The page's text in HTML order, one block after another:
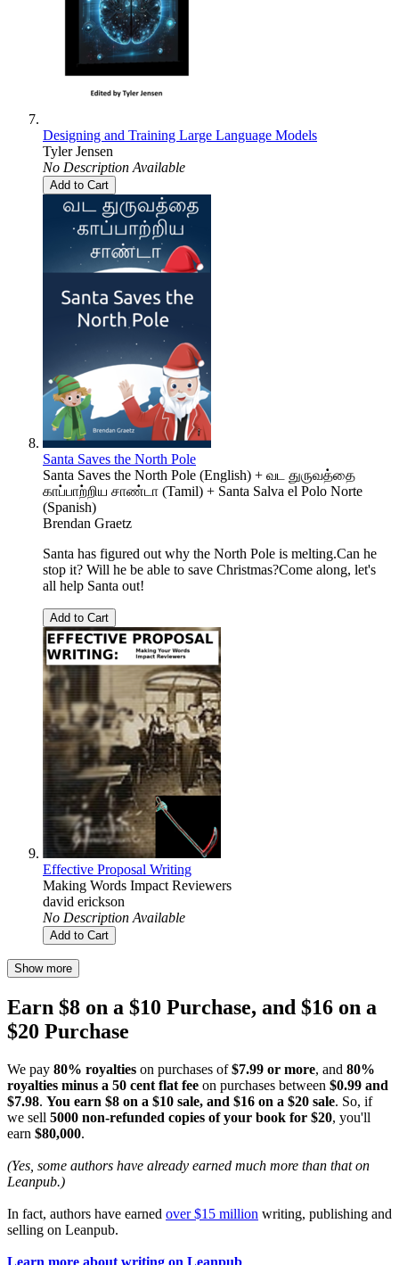
Designing and Training Large Language Models
Tyler Jensen
No Description Available
Add to Cart
Santa Saves the North Pole
Santa Saves the North Pole (English) + வட துருவத்தை
காப்பாற்றிய சாண்டா (Tamil) + Santa Salva el Polo Norte
(Spanish)
Brendan Graetz
Santa has figured out why the North Pole is melting.Can he
stop it? Will he be able to save Christmas?Come along, let's
all help Santa out!
Add to Cart
Effective Proposal Writing
Making Words Impact Reviewers
david erickson
No Description Available
Add to Cart
Show more
Earn $8 on a $10 Purchase, and $16 on a
$20 Purchase
We pay 80% royalties on purchases of$7.99 or more, and 80%
royalties minus a 50 cent flat fee on purchases between $0.99 and
$7.98. You earn $8 on a $10 sale, and $16 on a $20 sale. So, if
we sell 5000 non-refunded copies of your book for $20, you'll
earn $80,000.
(Yes, some authors have already earned much more than that on
Leanpub.)
In fact, authors have earned over $15 million writing, publishing and
selling on Leanpub.